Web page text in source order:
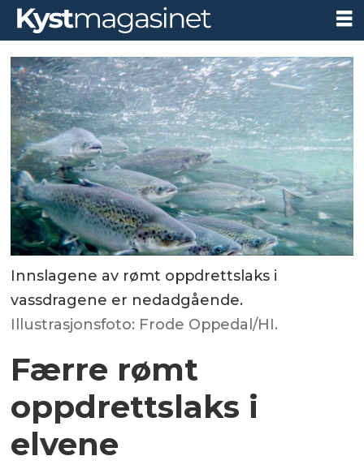
Innslagene av rømt oppdrettslaks i
vassdragene er nedadgående.
Illustrasjonsfoto: Frode Oppedal/HI.
Færre rømt
oppdrettslaks i
elvene